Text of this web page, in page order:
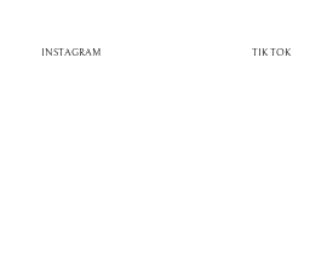
INSTAGRAM TIK TOK